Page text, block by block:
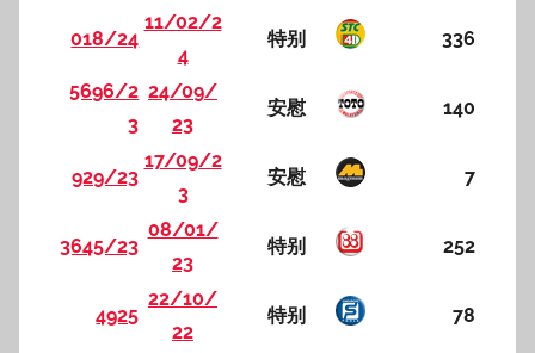
018/24
11/02/2
4
特别 336
5696/2
3
24/09/
23
安慰 140
929/23
17/09/2
3
安慰 7
3645/23
08/01/
23
特别 252
4925
22/10/
22
特别 78